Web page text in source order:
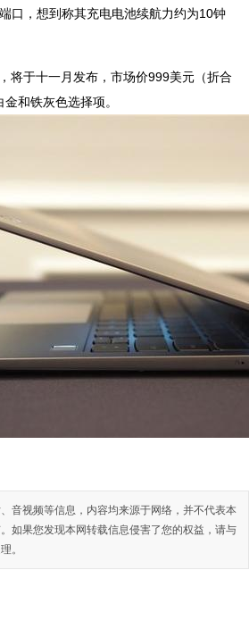
口，想到称其充电电池续航力约为10钟
将于十一月发布，市场价999美元（折合
和铁灰色选择项。
音视频等信息，内容均来源于网络，并不代表本
如果您发现本网转载信息侵害了您的权益，请与
。